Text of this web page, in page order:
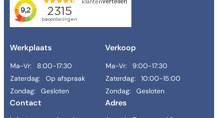
Werkplaats
Ma-Vr:
8:00-17:30
Zaterdag:
Op afspraak
Zondag:
Gesloten
Verkoop
Ma-Vr:
9:00-17:30
Zaterdag:
10:00-15:00
Zondag:
Gesloten
Contact
Adres